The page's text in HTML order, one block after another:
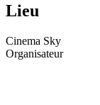
Lieu
Cinema Sky
Organisateur